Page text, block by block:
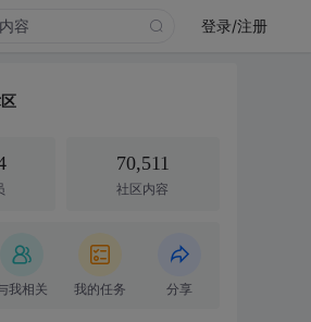
登录/注册
70,511
社区内容
我相关 我的任务 分享